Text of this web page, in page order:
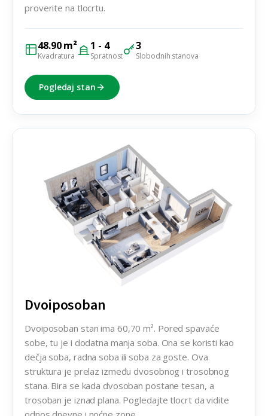
proverite na tlocrtu.
48.90 m²
Kvadratura
1 - 4
Spratnost
3
Slobodnih stanova
Pogledaj stan
Dvoiposoban
Dvoiposoban stan ima 60,70 m². Pored spavaće
sobe, tu je i dodatna manja soba. Ona se koristi kao
dečja soba, radna soba ili soba za goste. Ova
struktura je prelaz između dvosobnog i trosobnog
stana. Bira se kada dvosoban postane tesan, a
trosoban je iznad plana. Pogledajte tlocrt da vidite
Dvoiposoban